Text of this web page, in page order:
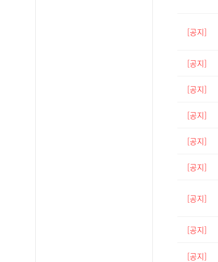
[공지]
[공지]
[공지]
[공지]
[공지]
[공지]
[공지]
[공지]
[공지]